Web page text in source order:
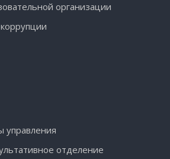
организации
управления
отделение